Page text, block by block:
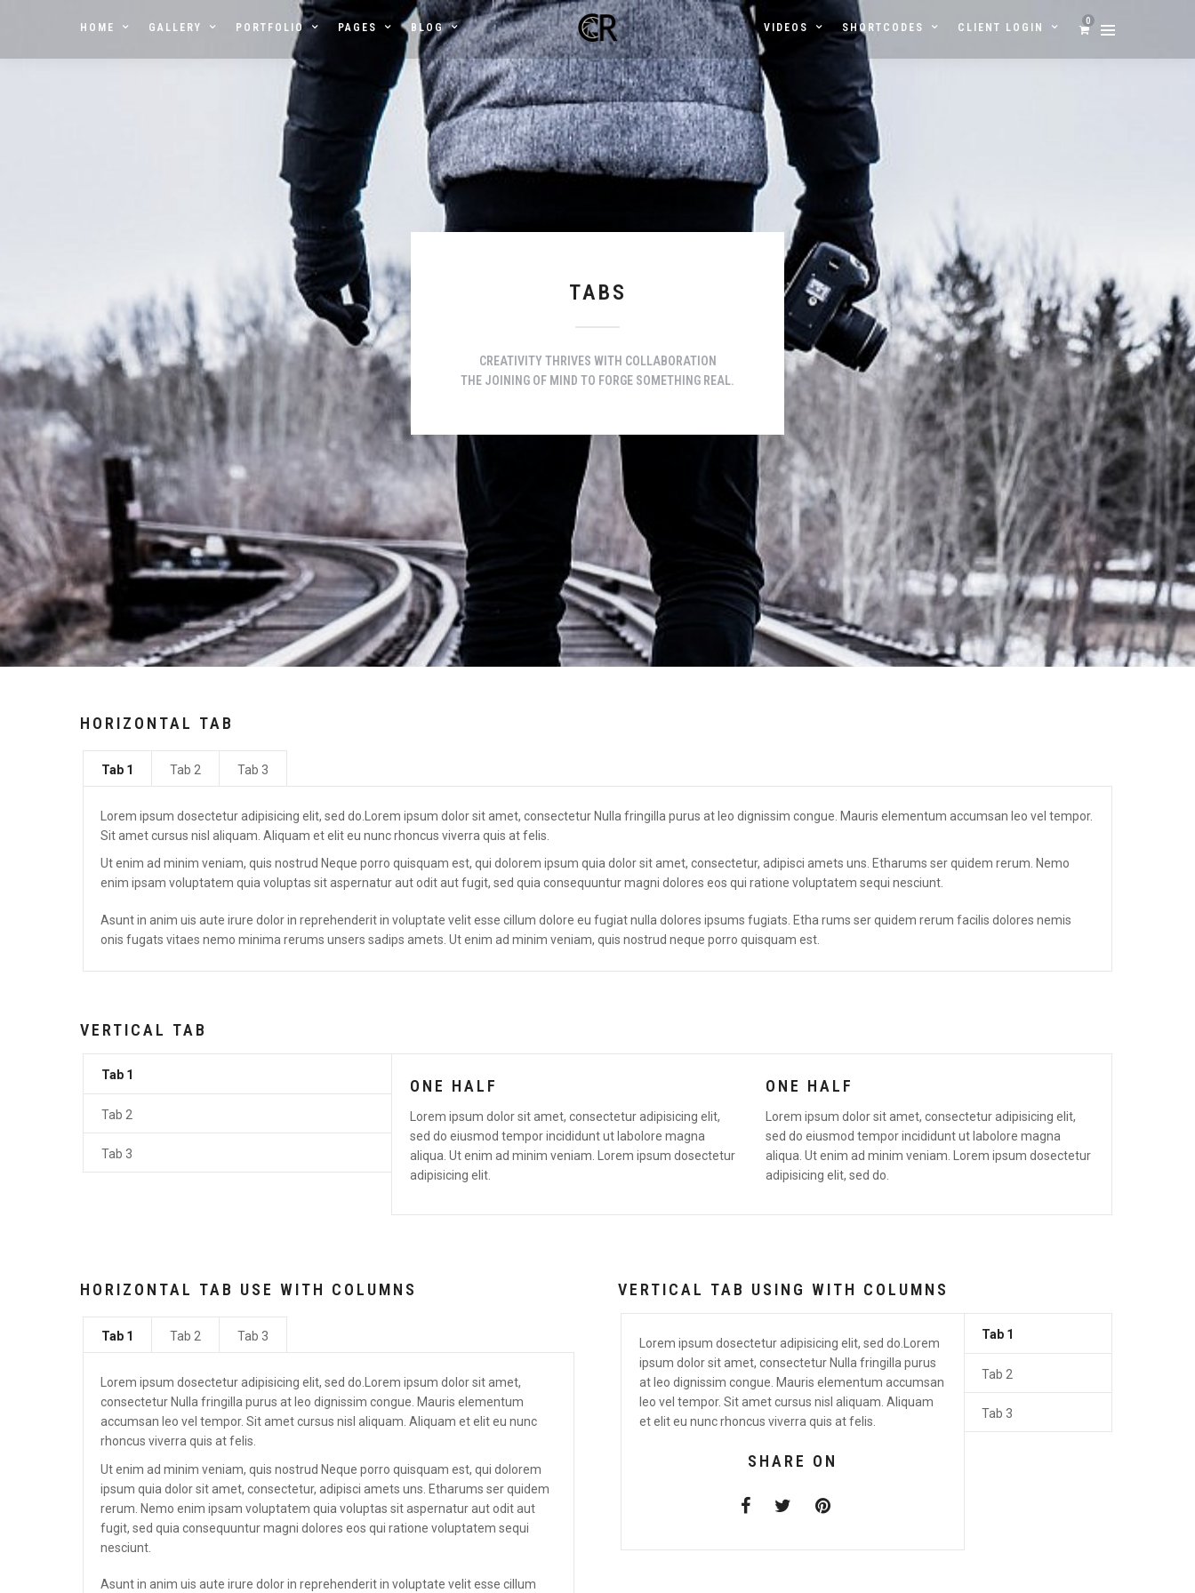
HOME GALLERY PORTFOLIO PAGES BLOG
0
VIDEOS SHORTCODES CLIENT LOGIN
TABS
CREATIVITY THRIVES WITH COLLABORATION
THE JOINING OF MIND TO FORGE SOMETHING REAL.
HORIZONTAL TAB
Tab 1 Tab 2 Tab 3
Lorem ipsum dosectetur adipisicing elit, sed do.Lorem ipsum dolor sit amet, consectetur Nulla fringilla purus at leo dignissim congue. Mauris elementum accumsan leo vel tempor.
Sit amet cursus nisl aliquam. Aliquam et elit eu nunc rhoncus viverra quis at felis.
Ut enim ad minim veniam, quis nostrud Neque porro quisquam est, qui dolorem ipsum quia dolor sit amet, consectetur, adipisci amets uns. Etharums ser quidem rerum. Nemo
enim ipsam voluptatem quia voluptas sit aspernatur aut odit aut fugit, sed quia consequuntur magni dolores eos qui ratione voluptatem sequi nesciunt.
Asunt in anim uis aute irure dolor in reprehenderit in voluptate velit esse cillum dolore eu fugiat nulla dolores ipsums fugiats. Etha rums ser quidem rerum facilis dolores nemis
onis fugats vitaes nemo minima rerums unsers sadips amets. Ut enim ad minim veniam, quis nostrud neque porro quisquam est.
VERTICAL TAB
Tab 1
Tab 2
Tab 3
ONE HALF
Lorem ipsum dolor sit amet, consectetur adipisicing elit,
sed do eiusmod tempor incididunt ut labolore magna
aliqua. Ut enim ad minim veniam. Lorem ipsum dosectetur
adipisicing elit.
ONE HALF
Lorem ipsum dolor sit amet, consectetur adipisicing elit,
sed do eiusmod tempor incididunt ut labolore magna
aliqua. Ut enim ad minim veniam. Lorem ipsum dosectetur
adipisicing elit, sed do.
HORIZONTAL TAB USE WITH COLUMNS
Tab 1 Tab 2 Tab 3
Lorem ipsum dosectetur adipisicing elit, sed do.Lorem ipsum dolor sit amet,
consectetur Nulla fringilla purus at leo dignissim congue. Mauris elementum
accumsan leo vel tempor. Sit amet cursus nisl aliquam. Aliquam et elit eu nunc
rhoncus viverra quis at felis.
Ut enim ad minim veniam, quis nostrud Neque porro quisquam est, qui dolorem
ipsum quia dolor sit amet, consectetur, adipisci amets uns. Etharums ser quidem
rerum. Nemo enim ipsam voluptatem quia voluptas sit aspernatur aut odit aut
fugit, sed quia consequuntur magni dolores eos qui ratione voluptatem sequi
nesciunt.
Asunt in anim uis aute irure dolor in reprehenderit in voluptate velit esse cillum
VERTICAL TAB USING WITH COLUMNS
Tab 1
Tab 2
Tab 3
Lorem ipsum dosectetur adipisicing elit, sed do.Lorem
ipsum dolor sit amet, consectetur Nulla fringilla purus
at leo dignissim congue. Mauris elementum accumsan
leo vel tempor. Sit amet cursus nisl aliquam. Aliquam
et elit eu nunc rhoncus viverra quis at felis.
SHARE ON